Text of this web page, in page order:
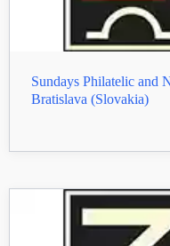
Sundays Philatelic and
Bratislava (Slovakia)